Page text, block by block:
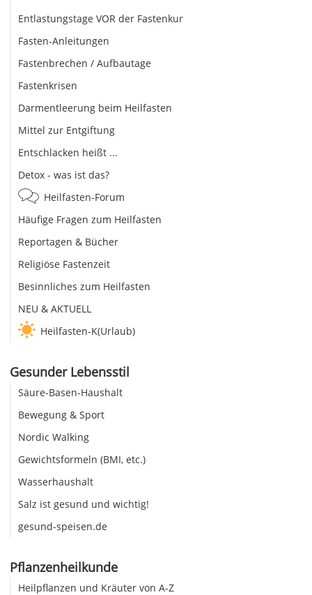
Entlastungstage VOR der Fastenkur
Fasten-Anleitungen
Fastenbrechen / Aufbautage
Fastenkrisen
Darmentleerung beim Heilfasten
Mittel zur Entgiftung
Entschlacken heißt ...
Detox - was ist das?
Heilfasten-Forum
Häufige Fragen zum Heilfasten
Reportagen & Bücher
Religiöse Fastenzeit
Besinnliches zum Heilfasten
NEU & AKTUELL
Heilfasten-K(Urlaub)
Gesunder Lebensstil
Säure-Basen-Haushalt
Bewegung & Sport
Nordic Walking
Gewichtsformeln (BMI, etc.)
Wasserhaushalt
Salz ist gesund und wichtig!
gesund-speisen.de
Pflanzenheilkunde
Heilpflanzen und Kräuter von A-Z